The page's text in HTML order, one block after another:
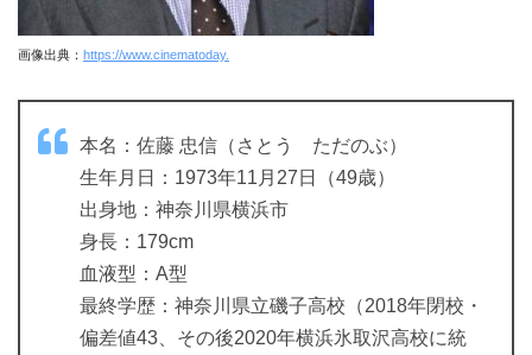
画像出典： https://www.cinematoday.
本名：佐藤 忠信（さとう ただのぶ）
生年月日：1973年11月27日（49歳）
出身地：神奈川県横浜市
身長：179cm
血液型：A型
最終学歴：神奈川県立磯子高校（2018年閉校・
偏差値43、その後2020年横浜氷取沢高校に統